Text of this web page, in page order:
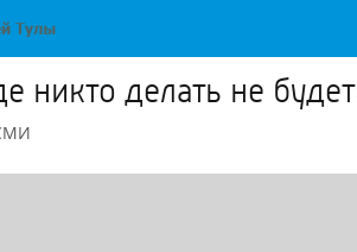
никто делать не